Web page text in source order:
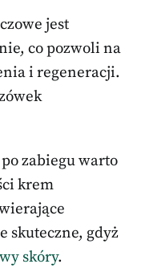
jest
co pozwoli na
i regeneracji.
zabiegu warto
krem
skuteczne, gdyż
skóry.